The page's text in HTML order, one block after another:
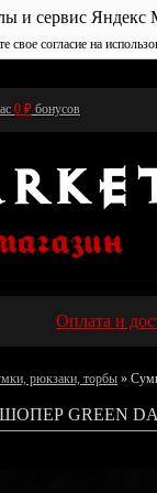
и сервис Яндекс
свое согласие на
0 ₽ бонусов
Оплата и
рюкзаки, торбы »
GREEN